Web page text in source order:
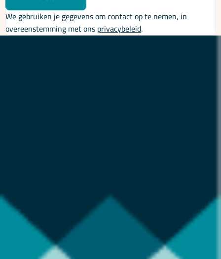
We gebruiken je gegevens om contact op te nemen, in
overeenstemming met onsprivacybeleid.